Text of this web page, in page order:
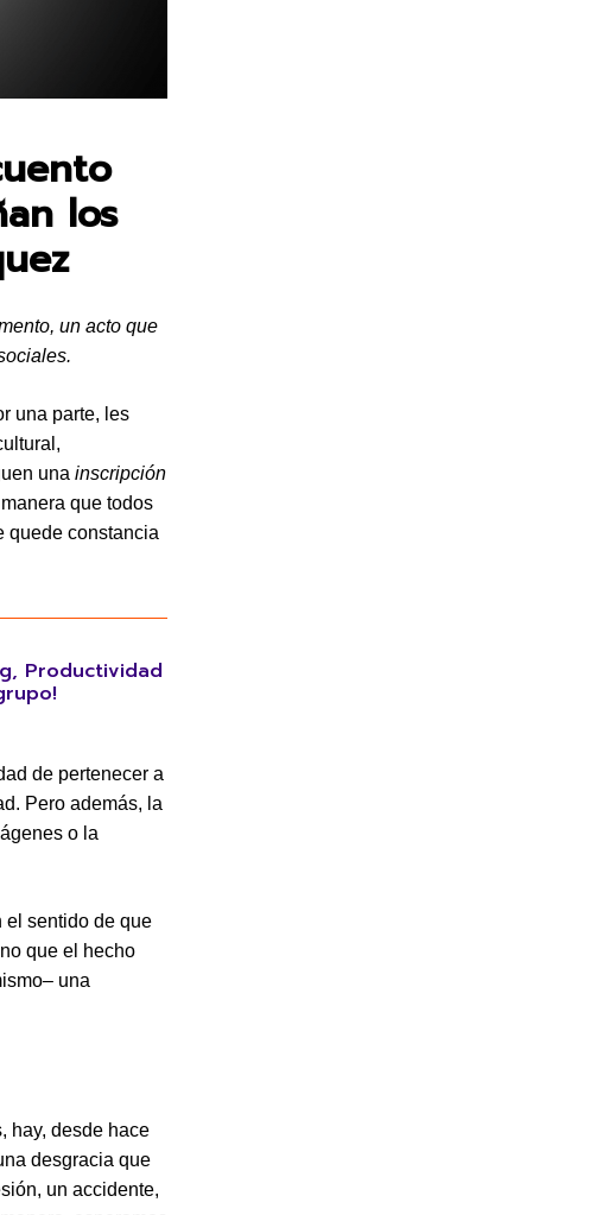
los
un acto que
una parte, les
una inscripción
que todos
quede constancia
Productividad
de pertenecer a
Pero además, la
o la
el sentido de que
que el hecho
una
hay, desde hace
desgracia que
un accidente,